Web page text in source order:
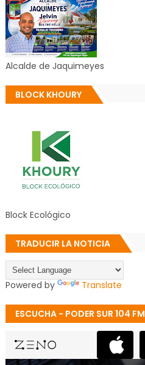
Alcalde de Jaquimeyes
BLOCK KHOURY
Block Ecológico
TRADUCIR LA NOTICIA
Powered by Translate
ESCUCHA - PODER SUR 104 FM